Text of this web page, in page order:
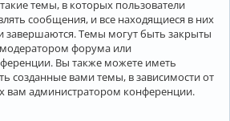
темы, в которых пользователи
сообщения, и все находящиеся в них
завершаются. Темы могут быть закрыты
форума или
Вы также можете иметь
созданные вами темы, в зависимости от
вам администратором конференции.